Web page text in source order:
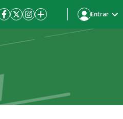
Entrar